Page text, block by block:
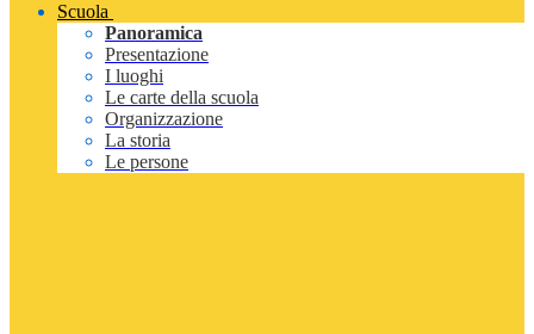
Scuola
Panoramica
Presentazione
I luoghi
Le carte della scuola
Organizzazione
La storia
Le persone